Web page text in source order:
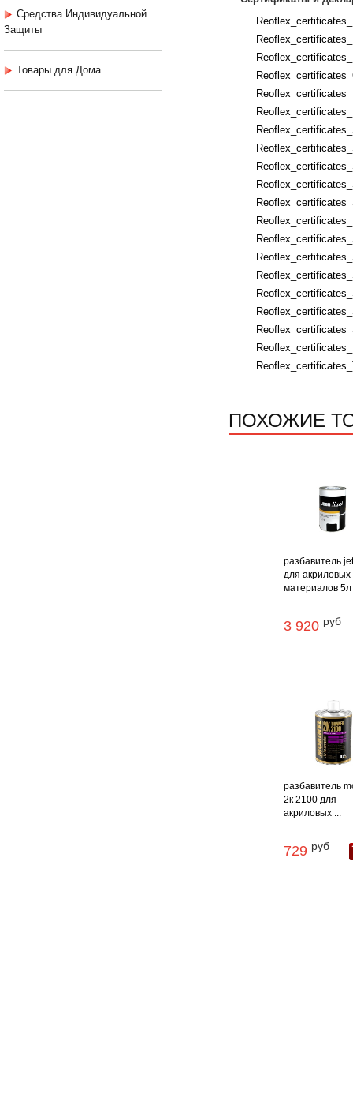
Средства Индивидуальной
Защиты
Товары для Дома
ПОХОЖИЕ
разбавитель
для акриловых
материалов 5л
3 920 руб
разбавитель
2к 2100 для
акриловых ...
729 руб